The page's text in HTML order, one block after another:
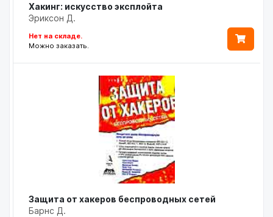
Хакинг: искусство эксплойта
Эриксон Д.
Нет на складе.
Можно заказать.
Защита от хакеров беспроводных сетей
Барнс Д.